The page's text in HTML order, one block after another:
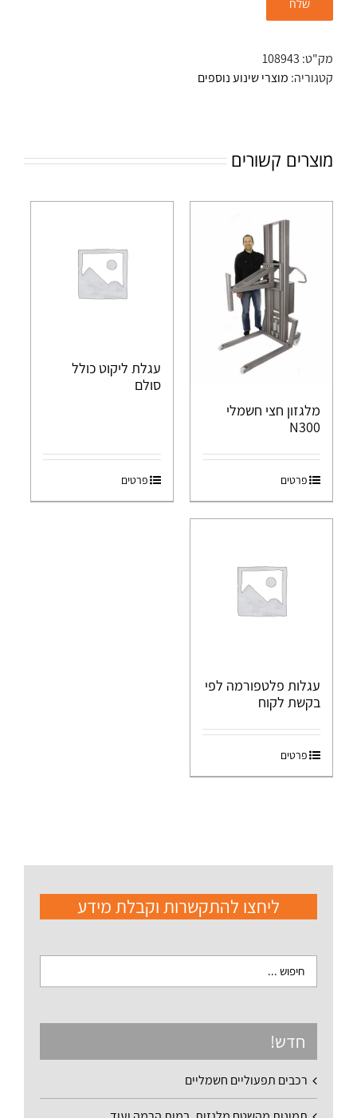
מק"ט: 108943
קטגוריה: מוצרי שינוע נוספים
מוצרים קשורים
מלגזון חצי חשמלי
N300
פרטים
עגלת ליקוט כולל
סולם
פרטים
עגלות פלטפורמה לפי
בקשת לקוח
פרטים
ליחצו להתקשרות וקבלת מידע
חדש!
רכבים תפעוליים חשמליים